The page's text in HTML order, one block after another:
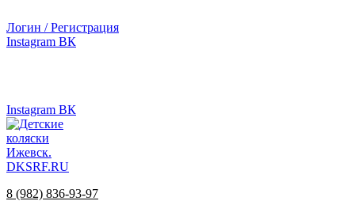
Логин / Регистрация
Instagram ВК
Instagram ВК
8 (982) 836-93-97